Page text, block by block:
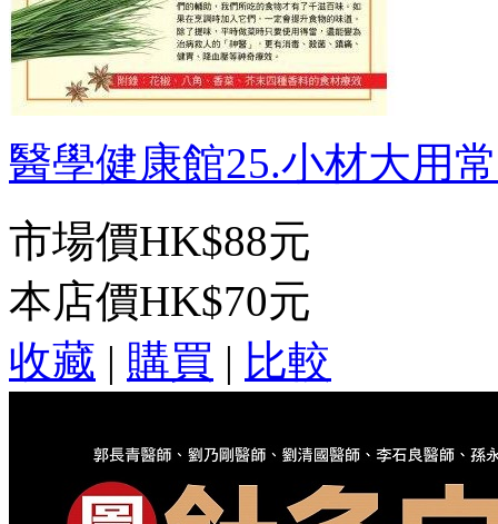
醫學健康館25.小材大用
市場價HK$88元
本店價HK$70元
收藏 | 購買 | 比較